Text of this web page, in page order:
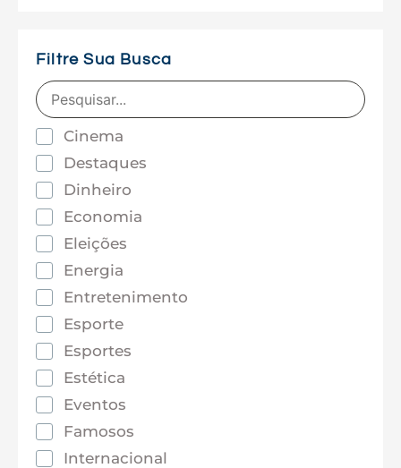
Filtre Sua Busca
Cinema
Destaques
Dinheiro
Economia
Eleições
Energia
Entretenimento
Esporte
Esportes
Estética
Eventos
Famosos
Internacional